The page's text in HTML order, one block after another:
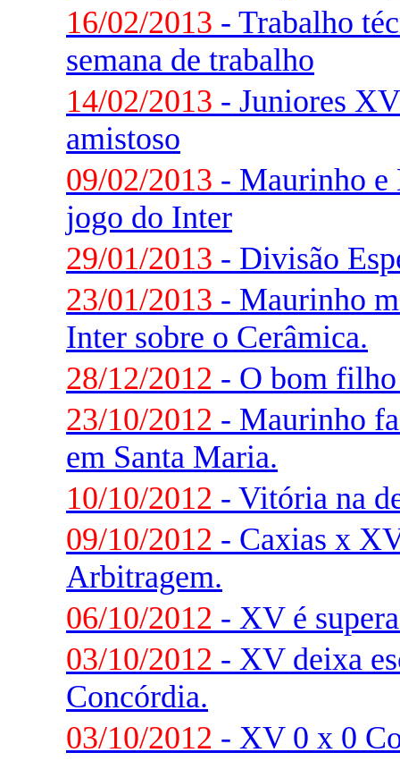
16/02/2013 - Trabalho
semana de trabalho
14/02/2013 - Juniores
amistoso
09/02/2013 - Maurinho e
jogo do Inter
29/01/2013 - Divisão
23/01/2013 - Maurinho
Inter sobre o Cerâmica.
28/12/2012 - O bom
23/10/2012 - Maurinho
em Santa Maria.
10/10/2012 - Vitória na
09/10/2012 - Caxias x
Arbitragem.
06/10/2012 - XV é
03/10/2012 - XV deixa
Concórdia.
03/10/2012 - XV 0 x 0